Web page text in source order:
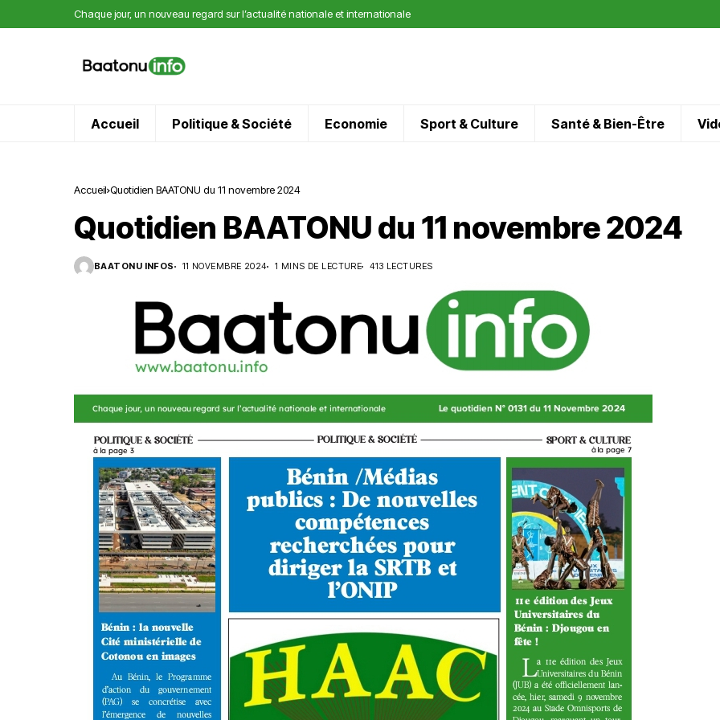
Chaque jour, un nouveau regard sur l’actualité nationale et internationale
Accueil Politique & Société Economie Sport & Culture Santé & Bien-Être
Accueil Quotidien BAATONU du 11 novembre 2024
Quotidien BAATONU du 11 novembre 2024
BAATONU INFOS 11 NOVEMBRE 2024 1 MINS DE LECTURE 413 LECTURES